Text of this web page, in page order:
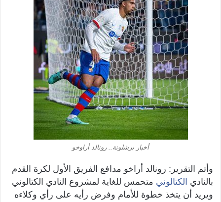
أخبار برشلونة.. رونالد أراوخو
وأتم التقرير: رونالد أراخو مدافع الفريق الأول لكرة القدم
بالنادي الكتالوني متحمس للغاية لمشروع النادي الكتالوني
ويريد أن يتخذ خطوة للأمام وفرض رأيه على رأي وكلاءه